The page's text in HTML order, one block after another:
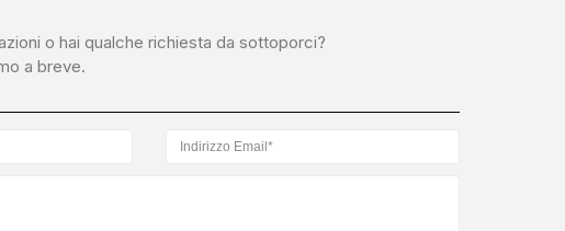
o hai qualche richiesta da sottoporci?
a breve.